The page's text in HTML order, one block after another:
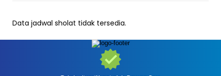
Data jadwal sholat tidak tersedia.